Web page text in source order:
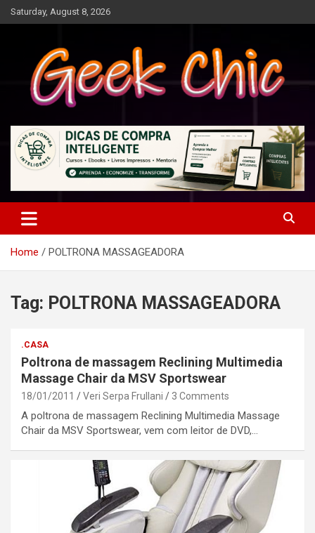
Skip
to
Saturday, August 8, 2026
Geek Chic
Home POLTRONA MASSAGEADORA
Tag: POLTRONA MASSAGEADORA
.CASA
Poltrona de massagem Reclining Multimedia
Massage Chair da MSV Sportswear
18/01/2011 Veri Serpa Frullani 3 Comments
A poltrona de massagem Reclining Multimedia Massage
Chair da MSV Sportswear, vem com leitor de DVD,…